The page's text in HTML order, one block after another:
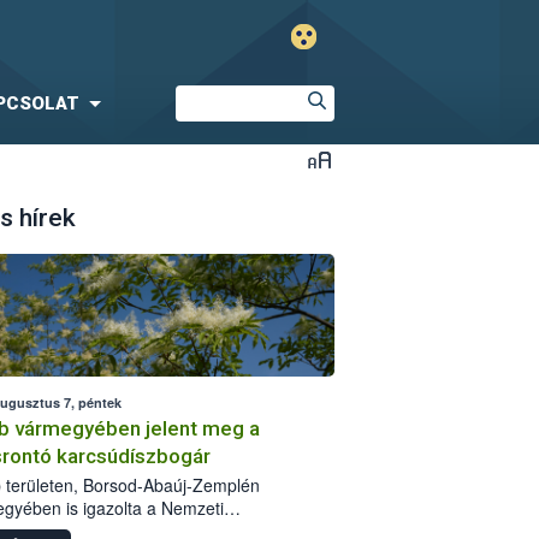
hírek
7, péntek
vármegyében jelent meg a
karcsúdíszbogár
területen, Borsod-Abaúj-Zemplén
is igazolta a Nemzeti
biztonsági Hivatal (Nébih) a